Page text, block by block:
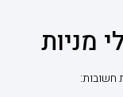
מניות
חשובות: